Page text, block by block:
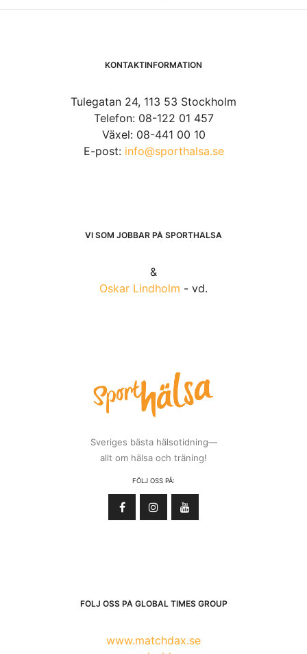
KONTAKTINFORMATION
Tulegatan 24, 113 53 Stockholm
Telefon: 08-122 01 457
Växel: 08-441 00 10
E-post: info@sporthalsa.se
VI SOM JOBBAR PÅ SPORTHÄLSA
&
Oskar Lindholm - vd.
Sveriges bästa hälsotidning—
allt om hälsa och träning!
FÖLJ OSS PÅ:
FÖLJ OSS PÅ GLOBAL TIMES GROUP
www.matchdax.se